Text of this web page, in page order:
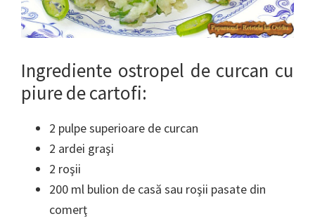
Ingrediente ostropel de curcan cu
piure de cartofi:
2 pulpe superioare de curcan
2 ardei graşi
2 roşii
200 ml bulion de casă sau roşii pasate din
comerţ